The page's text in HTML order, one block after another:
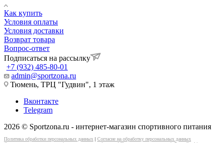
Как купить
Условия оплаты
Условия доставки
Возврат товара
Вопрос-ответ
Подписаться на рассылку
+7 (932) 485-80-01
admin@sportzona.ru
Тюмень, ТРЦ "Гудвин", 1 этаж
Вконтакте
Telegram
2026 © Sportzona.ru - интернет-магазин спортивного питания
Политика обработки персональных данных | Согласие на обработку персональных данных